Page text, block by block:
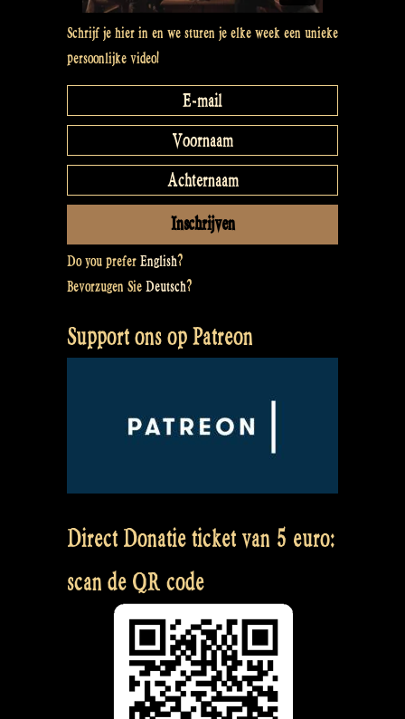
Schrijf je hier in en we sturen je elke week een unieke
persoonlijke video!
Do you prefer English?
Bevorzugen Sie Deutsch?
Support ons op Patreon
Direct Donatie ticket van 5 euro:
scan de QR code